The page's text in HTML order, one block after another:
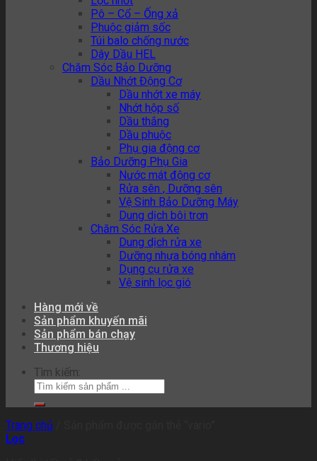
Pô – Cổ – Ống xả
Phuộc giảm sốc
Túi balo chống nước
Dây Dầu HEL
Chăm Sóc Bảo Dưỡng
Dầu Nhớt Động Cơ
Dầu nhớt xe máy
Nhớt hộp số
Dầu thắng
Dầu phuộc
Phụ gia động cơ
Bảo Dưỡng Phụ Gia
Nước mát động cơ
Rửa sên , Dưỡng sên
Vệ Sinh Bảo Dưỡng Máy
Dung dịch bôi trơn
Chăm Sóc Rửa Xe
Dung dịch rửa xe
Dưỡng nhựa bóng nhám
Dụng cụ rửa xe
Vệ sinh lọc gió
Hàng mới về
Sản phẩm khuyến mãi
Sản phẩm bán chạy
Thương hiệu
Tìm kiếm:
Trang chủ
Lọc